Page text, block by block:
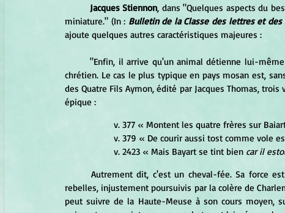
Jacques Stiennon, dans "Quelques aspects du
miniature." (In : Bulletin de la Classe des lettres et
ajoute quelques autres caractéristiques majeures :
	"Enfin, il arrive qu'un animal détienne lui-même un pouvoir magique, qui n'a rien à voir avec le surnaturel
chrétien. Le cas le plus typique en pays mosan est,
des Quatre Fils Aymon, édité par Jacques Thomas,
épique :
v. 377 « Montent les quatre frères sur
v. 379 « De courir aussi tost comme vole
v. 2423 « Mais Bayart se tint bien car il
rebelles, injustement poursuivis par la colère de
peut suivre de la Haute-Meuse à son cours moyen,